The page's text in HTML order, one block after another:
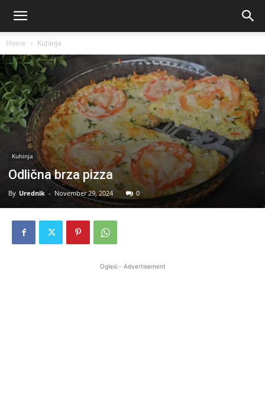
Home Kuhinja
Kuhinja
Odlična brza pizza
By Urednik - November 29, 2024 0
Oglasi - Advertisement